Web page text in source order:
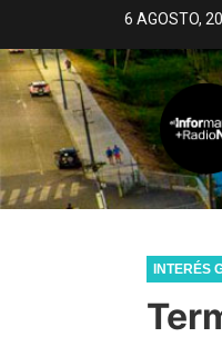
6 AGOSTO,
INTERÉS